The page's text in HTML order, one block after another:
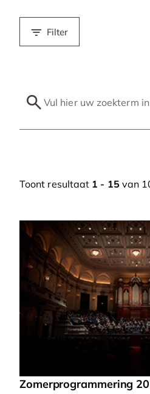
Filter
Toont resultaat 1 - 15 van
Zomerprogrammering